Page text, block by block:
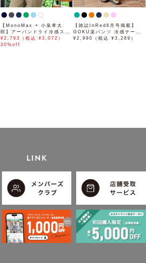
【MonoMax × 小泉孝太
郎】アーバンドライ冷感スイ
スボタンダウンポロシャツ
「小泉孝太郎さん着用モデ
¥2,793（税込 ¥3,072）
30%off
【雑誌InRed6月号掲載】
GOKU楽パンツ 冷感テーパ
ード【接触冷感】
¥2,990（税込 ¥3,289）
LINK